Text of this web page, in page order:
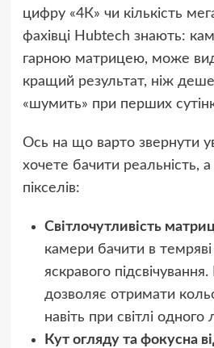
цифру «4К» чи кількість
фахівці Hubtech знають:
гарною матрицею, може
кращий результат, ніж
«шумить» при перших
Ось на що варто звернути
хочете бачити реальність,
пікселів:
Світлочутливість
камери бачити в
яскравого
дозволяє отримати
навіть при світлі одного
Кут огляду та фокусна